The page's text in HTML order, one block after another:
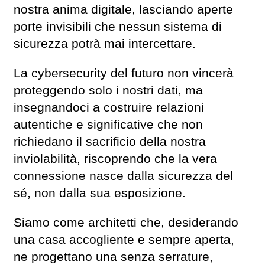
nostra anima digitale, lasciando aperte
porte invisibili che nessun sistema di
sicurezza potrà mai intercettare.
La cybersecurity del futuro non vincerà
proteggendo solo i nostri dati, ma
insegnandoci a costruire relazioni
autentiche e significative che non
richiedano il sacrificio della nostra
inviolabilità, riscoprendo che la vera
connessione nasce dalla sicurezza del
sé, non dalla sua esposizione.
Siamo come architetti che, desiderando
una casa accogliente e sempre aperta,
ne progettano una senza serrature,